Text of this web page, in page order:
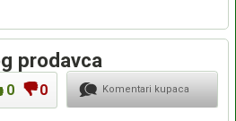
prodavca
0 0 Komentari kupaca